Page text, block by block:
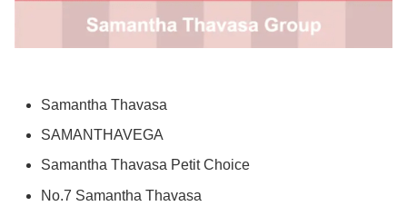
Samantha Thavasa
SAMANTHAVEGA
Samantha Thavasa Petit Choice
No.7 Samantha Thavasa